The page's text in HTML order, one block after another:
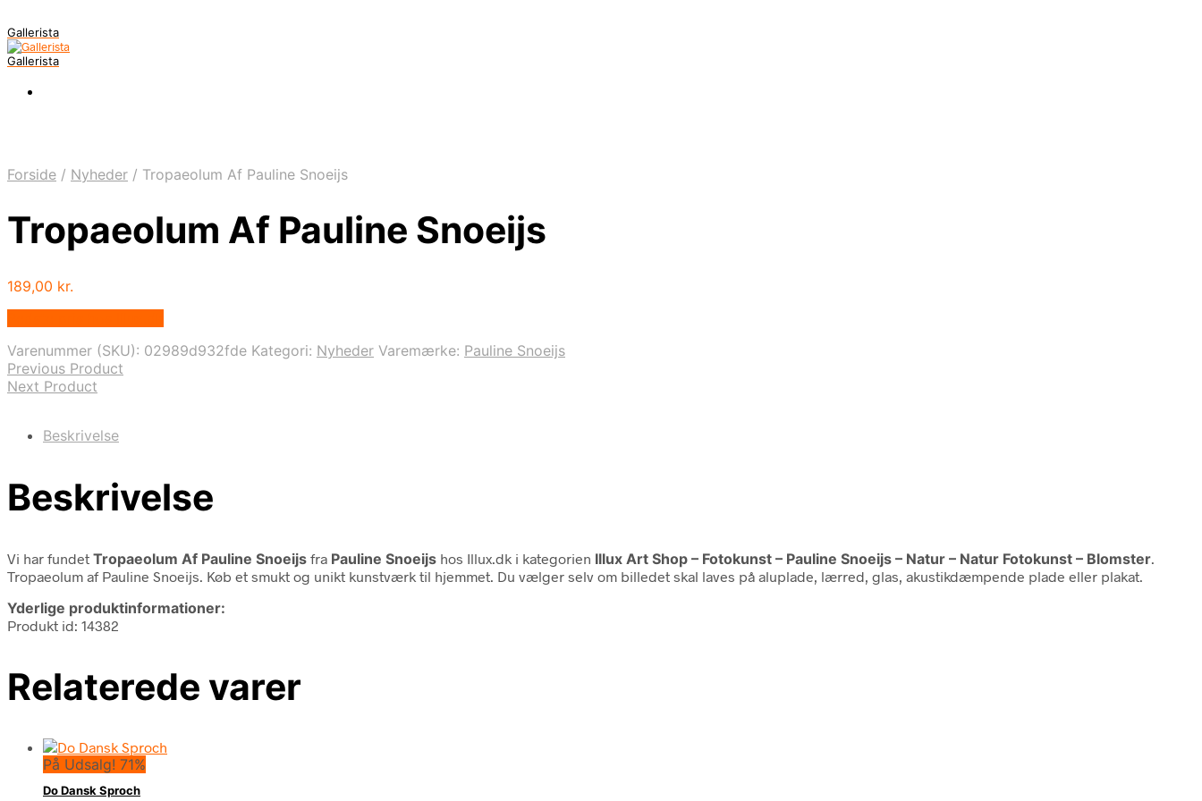
Gallerista
Gallerista
Forside / Nyheder / Tropaeolum Af Pauline Snoeijs
Tropaeolum Af Pauline Snoeijs
189,00 kr.
Varenummer (SKU): 02989d932fde Kategori: Nyheder Varemærke: Pauline Snoeijs
Previous Product
Next Product
Beskrivelse
Beskrivelse
Vi har fundet Tropaeolum Af Pauline Snoeijs fra Pauline Snoeijs hos Illux.dk i kategorien Illux Art Shop – Fotokunst – Pauline Snoeijs – Natur – Natur Fotokunst – Blomster
Tropaeolum af Pauline Snoeijs. Køb et smukt og unikt kunstværk til hjemmet. Du vælger selv om billedet skal laves på aluplade, lærred, glas, akustikdæmpende plade eller plakat.
Yderlige produktinformationer:
Produkt id: 14382
Relaterede varer
På Udsalg! 71%
Do Dansk Sproch